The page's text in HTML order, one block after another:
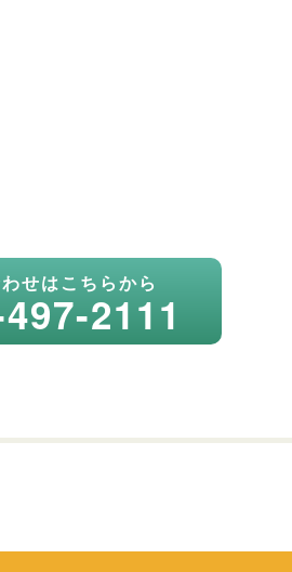
せはこちらから
2111